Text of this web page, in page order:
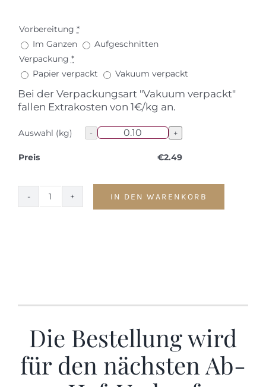
Vorbereitung *
Im Ganzen
Aufgeschnitten
Verpackung *
Papier verpackt
Vakuum verpackt
Bei der Verpackungsart "Vakuum verpackt"
fallen Extrakosten von 1€/kg an.
Auswahl (kg)
Preis €2.49
Tafelspitz
IN DEN WARENKORB
Die Bestellung wird
für den nächsten Ab-